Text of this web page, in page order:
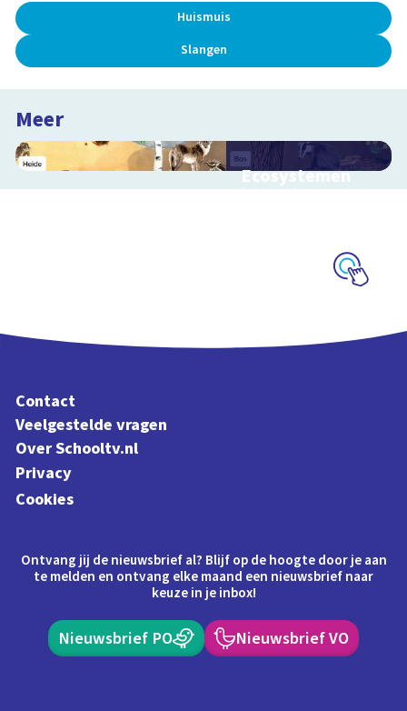
Huismuis
Slangen
Meer
Ecosystemen
Interactieve
Contact
Veelgestelde vragen
Over Schooltv.nl
Privacy
Cookies
Ontvang jij de nieuwsbrief al? Blijf op de hoogte door je aan
te melden en ontvang elke maand een nieuwsbrief naar
keuze in je inbox!
Nieuwsbrief PO Nieuwsbrief VO